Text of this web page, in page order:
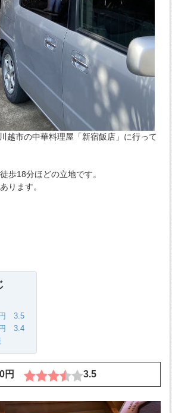
越市の中華料理屋「新宿飯店」に行って
歩18分ほどの立地です。
ります。
3.5
3.4
円 3.5